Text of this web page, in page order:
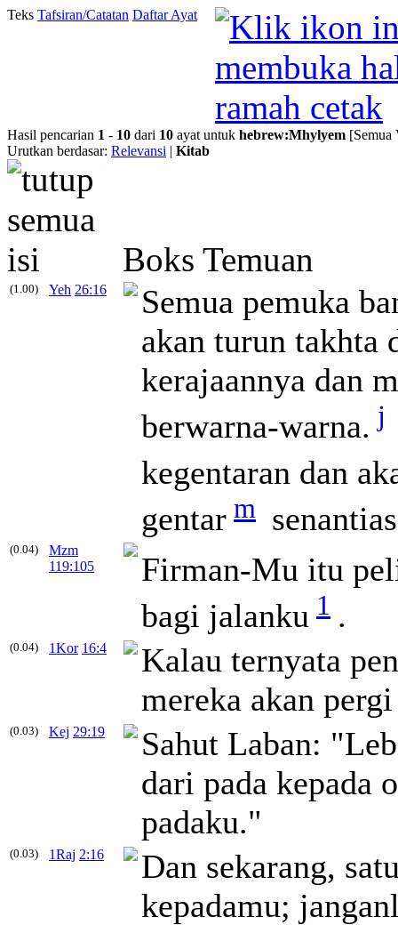
Teks Tafsiran/Catatan Daftar Ayat
Hasil pencarian 1 - 10 dari 10 ayat untuk hebrew:Mhylyem [Semua
Urutkan berdasar: Relevansi | Kitab
Boks Temuan
(1.00) Yeh 26:16
Semua pemuka
akan turun takhta
kerajaannya dan
berwarna-warna. j
kegentaran dan
gentar m
(0.04)
Mzm
119:105
Firman-Mu itu
bagi jalanku 1 .
(0.04) 1Kor 16:4
Kalau ternyata
mereka akan
(0.03) Kej 29:19
Sahut Laban:
dari pada kepada
padaku."
(0.03) 1Raj 2:16
Dan sekarang,
kepadamu;